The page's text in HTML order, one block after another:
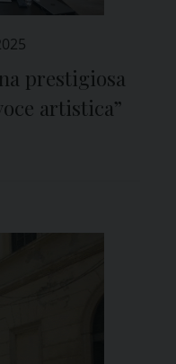
prestigiosa
artistica”